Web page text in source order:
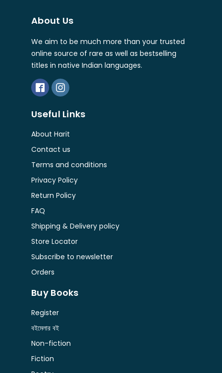
About Us
We aim to be much more than your trusted
online source of rare as well as bestselling
titles in native Indian languages.
Useful Links
About Harit
Contact us
Terms and conditions
Privacy Policy
Return Policy
FAQ
Shipping & Delivery policy
Store Locator
Subscribe to newsletter
Orders
Buy Books
Register
বইমেলার বই
Non-fiction
Fiction